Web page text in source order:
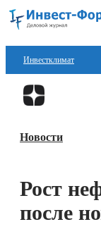
Инвестклимат
Финансы
Блокчейн
Новости
Рост
после